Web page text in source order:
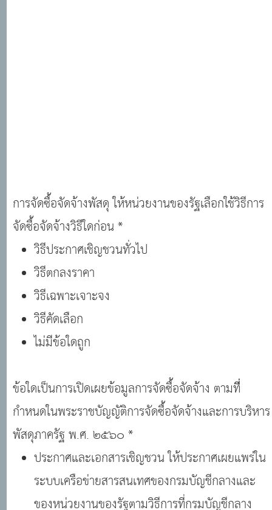
การจัดซื้อจัดจ้างพัสดุ ให้หน่วยงานของรัฐเลือกใช้วิธีการ
จัดซื้อจัดจ้างวิธีใดก่อน *
วิธีประกาศเชิญชวนทั่วไป
วิธีตกลงราคา
วิธีเฉพาะเจาะจง
วิธีคัดเลือก
ไม่มีข้อใดถูก
ข้อใดเป็นการเปิดเผยข้อมูลการจัดซื้อจัดจ้าง ตามที่ี่
กำหนดในพระราชบัญญัติการจัดซื้อจัดจ้างและการบริหาร
พัสดุภาครัฐ พ.ศ. ๒๕๖๐ *
ประกาศและเอกสารเชิญชวน ให้ประกาศเผยแพร่ใน
ระบบเครือข่ายสารสนเทศของกรมบัญชีกลางและ
ของหน่วยงานของรัฐตามวิธีการที่กรมบัญชีกลาง